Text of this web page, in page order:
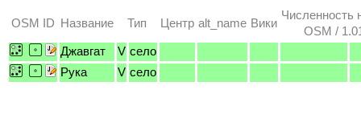
OSM ID Название Тип Центр alt_name Вики
Численность
OSM /
Джавгат
V село
Рука
V село